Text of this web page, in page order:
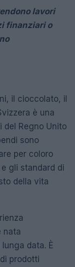
lavori
finanziari o
il cioccolato, il
è una
del Regno Unito
sono
per coloro
gli standard di
della vita
nata
data. È
prodotti